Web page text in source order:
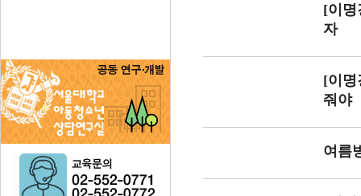
[이명
자
[이명
줘야
여름